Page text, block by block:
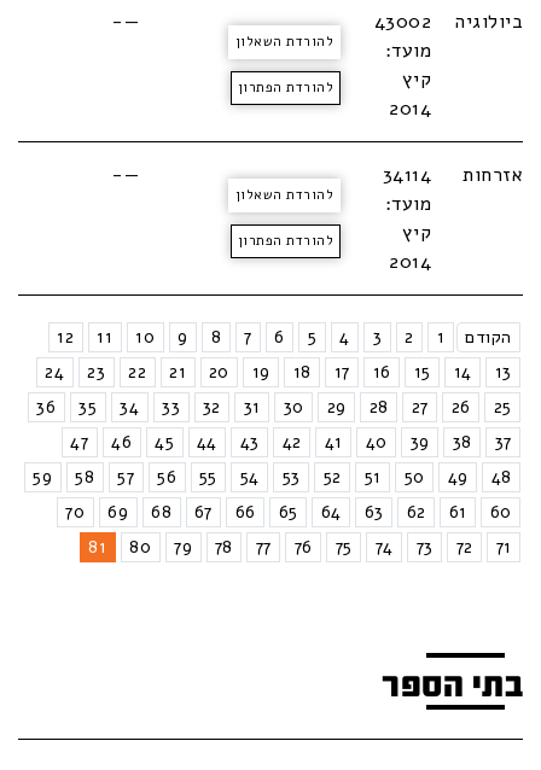
ביולוגיה
43002
מועד:
קיץ
2014
להורדת השאלון
להורדת הפתרון
—-
אזרחות
34114
מועד:
קיץ
2014
להורדת השאלון
להורדת הפתרון
—-
הקודם 1
2
3
4
5
6
7
8
9
10
11
12
13
14
15
16
17
18
19
20
21
22
23
24
25
26
27
28
29
30
31
32
33
34
35
36
37
38
39
40
41
42
43
44
45
46
47
48
49
50
51
52
53
54
55
56
57
58
59
60
61
62
63
64
65
66
67
68
69
70
71
72
73
74
75
76
77
78
79
80
81
בתי הספר